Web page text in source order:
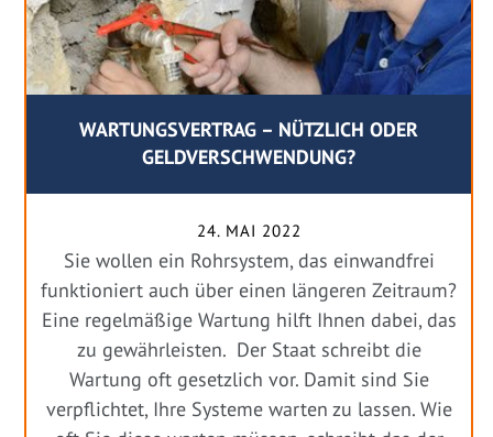
WARTUNGSVERTRAG – NÜTZLICH ODER
GELDVERSCHWENDUNG?
24. MAI 2022
Sie wollen ein Rohrsystem, das einwandfrei
funktioniert auch über einen längeren Zeitraum?
Eine regelmäßige Wartung hilft Ihnen dabei, das
zu gewährleisten. Der Staat schreibt die
Wartung oft gesetzlich vor. Damit sind Sie
verpflichtet, Ihre Systeme warten zu lassen. Wie